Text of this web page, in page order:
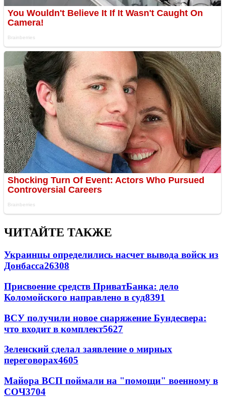
ЧИТАЙТЕ ТАКЖЕ
Украинцы определились насчет вывода войск из
Донбасса26308
Присвоение средств ПриватБанка: дело
Коломойского направлено в суд8391
ВСУ получили новое снаряжение Бундесвера:
что входит в комплект5627
Зеленский сделал заявление о мирных
переговорах4605
Майора ВСП поймали на "помощи" военному в
СОЧ3704